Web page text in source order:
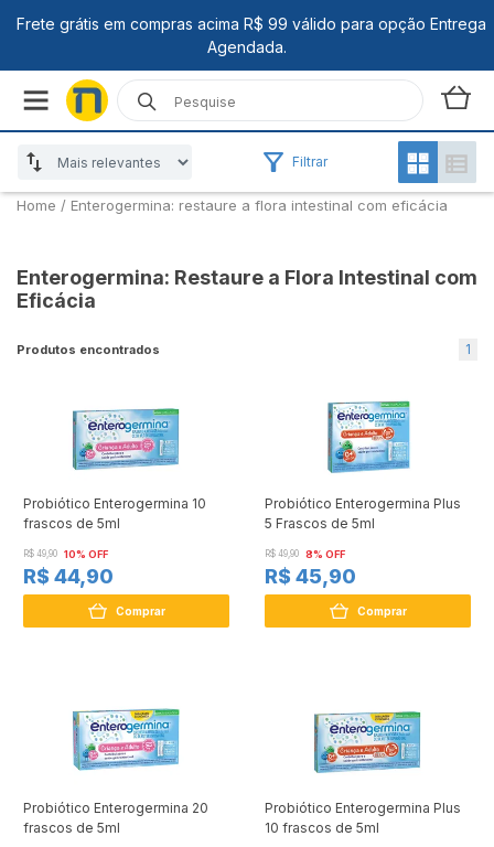
Filtrar
Home / Enterogermina: restaure a flora intestinal com eficácia
Enterogermina: Restaure a Flora Intestinal com
Eficácia
Produtos encontrados 1
Probiótico Enterogermina 10
frascos de 5ml
R$ 49,90 10% OFF
R$ 44,90
Comprar
Probiótico Enterogermina Plus
5 Frascos de 5ml
R$ 49,90 8% OFF
R$ 45,90
Comprar
Probiótico Enterogermina 20
frascos de 5ml
Probiótico Enterogermina Plus
10 frascos de 5ml